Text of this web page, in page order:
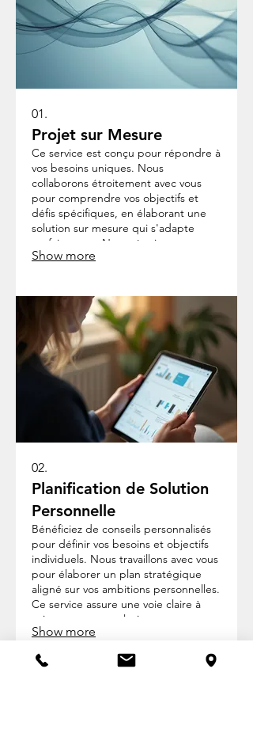
01.
Projet sur Mesure
Ce service est conçu pour répondre à
vos besoins uniques. Nous
collaborons étroitement avec vous
pour comprendre vos objectifs et
défis spécifiques, en élaborant une
solution sur mesure qui s'adapte
parfaitement. Notre équipe vous
guidera à travers chaque étape,
Show more
02.
Planification de Solution
Personnelle
Bénéficiez de conseils personnalisés
pour définir vos besoins et objectifs
individuels. Nous travaillons avec vous
pour élaborer un plan stratégique
aligné sur vos ambitions personnelles.
Ce service assure une voie claire à
suivre, conçue exclusivement pour
votre situation.
Show more